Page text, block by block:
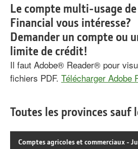
Le compte multi-usage
Financial vous intéresse?
Demander un compte ou
limite de crédit!
Il faut Adobe® Reader® pour
fichiers PDF. Télécharger Adobe
Toutes les provinces sauf
Comptes agricoles et commerciaux -